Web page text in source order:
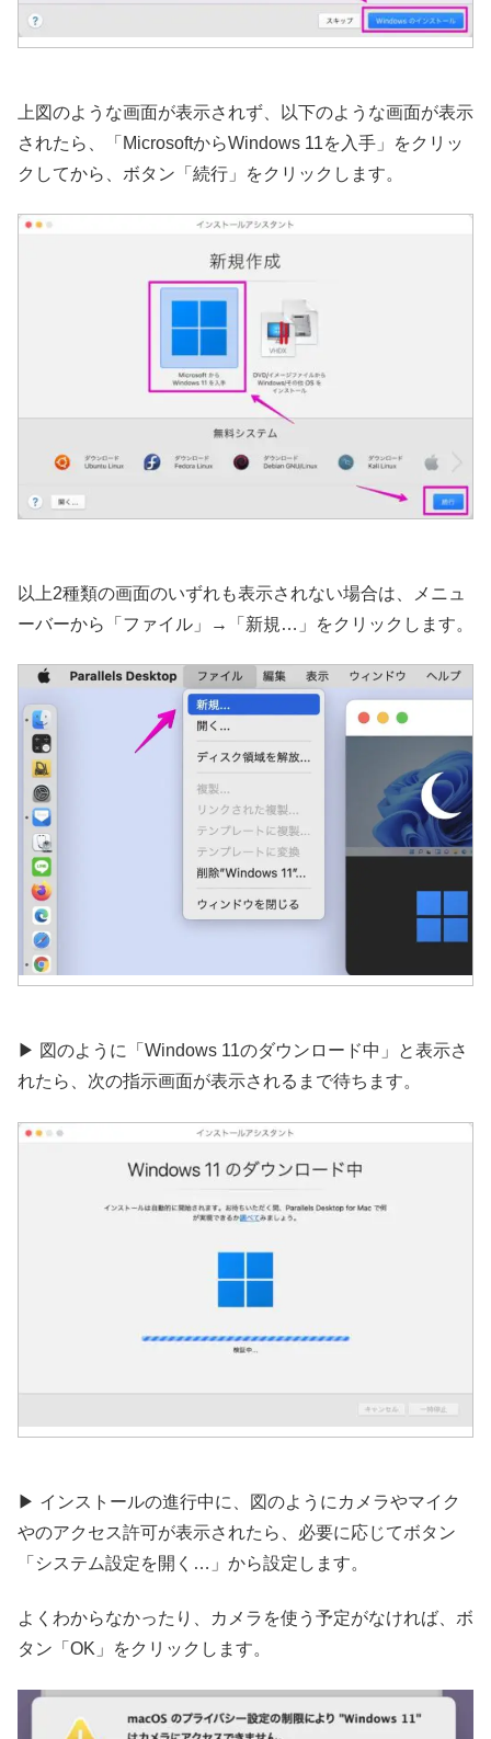
上図のような画面が表示されず、以下のような画面が表示
されたら、「MicrosoftからWindows 11を入手」をクリッ
クしてから、ボタン「続行」をクリックします。
以上2種類の画面のいずれも表示されない場合は、メニュ
ーバーから「ファイル」→「新規…」をクリックします。
▶︎ 図のように「Windows 11のダウンロード中」と表示さ
れたら、次の指示画面が表示されるまで待ちます。
▶︎ インストールの進行中に、図のようにカメラやマイク
やのアクセス許可が表示されたら、必要に応じてボタン
「システム設定を開く…」から設定します。
よくわからなかったり、カメラを使う予定がなければ、ボ
タン「OK」をクリックします。